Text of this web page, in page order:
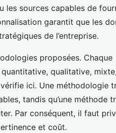
les sources capables de
garantit que les
de l’entreprise.
proposées. Chaque
qualitative,
ici. Une méthodologie
tandis qu’une méthode
Par conséquent, il faut
et coût.